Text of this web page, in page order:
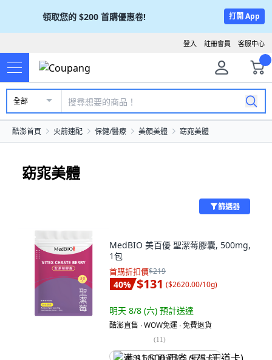
領取您的 $200 首購優惠卷! 打開 App
客服中心
註冊會員
登入
全部
酷澎首頁 火箭速配 保健/醫療 美顏美體 窈窕美體
窈窕美體
篩選器
MedBIO 美百優 聖潔莓膠囊, 500mg,
1包
首購折扣價$219
40% $131 ($2620.00/10g)
明天 8/8 (六) 預計送達
酷澎直售 ∙ WOW免運 ∙ 免費退貨
(11)
满 $1,500 再省 $75 (王道卡)